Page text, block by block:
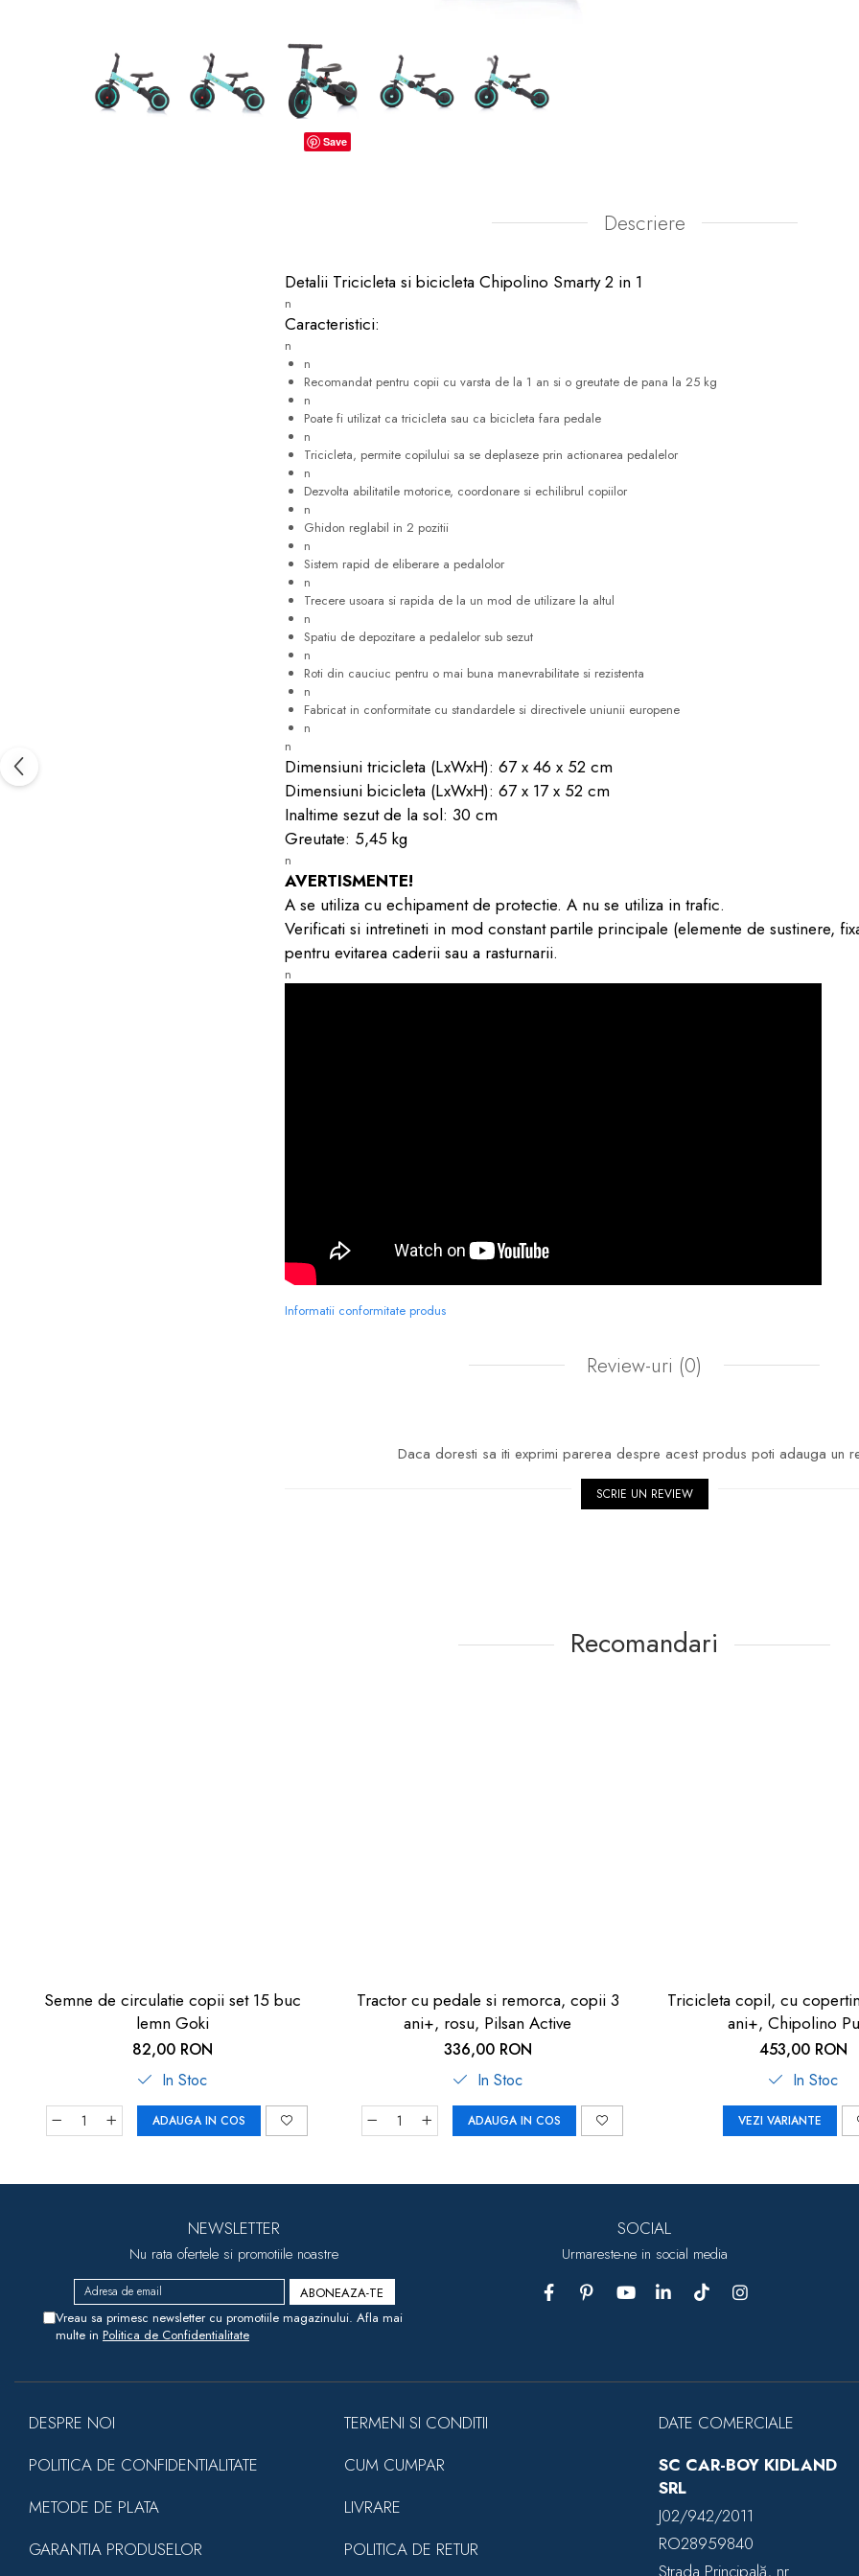
Produse îngrijire copii
Igiena copii
Save
Descriere
Detalii Tricicleta si bicicleta Chipolino Smarty 2 in 1
n
Caracteristici:
n
n
Recomandat pentru copii cu varsta de la 1 an si o greutate de pana la 25 kg
n
Poate fi utilizat ca tricicleta sau ca bicicleta fara pedale
n
Tricicleta, permite copilului sa se deplaseze prin actionarea pedalelor
n
Dezvolta abilitatile motorice, coordonare si echilibrul copiilor
n
Ghidon reglabil in 2 pozitii
n
Sistem rapid de eliberare a pedalolor
n
Trecere usoara si rapida de la un mod de utilizare la altul
n
Spatiu de depozitare a pedalelor sub sezut
n
Roti din cauciuc pentru o mai buna manevrabilitate si rezistenta
n
Fabricat in conformitate cu standardele si directivele uniunii europene
n
n
Dimensiuni tricicleta (LxWxH): 67 x 46 x 52 cm
Dimensiuni bicicleta (LxWxH): 67 x 17 x 52 cm
Inaltime sezut de la sol: 30 cm
Greutate: 5,45 kg
n
AVERTISMENTE!
A se utiliza cu echipament de protectie. A nu se utiliza in trafic.
Verificati si intretineti in mod constant partile principale (elemente de sustinere,
pentru evitarea caderii sau a rasturnarii.
n
Informatii conformitate produs
Review-uri (0)
Daca doresti sa iti exprimi parerea despre acest produs poti adauga un
SCRIE UN REVIEW
Recomandari
Semne de circulatie copii set 15 buc
lemn Goki
82,00 RON
In Stoc
ADAUGA IN COS
Tractor cu pedale si remorca, copii 3
ani+, rosu, Pilsan Active
336,00 RON
In Stoc
ADAUGA IN COS
Tricicleta copil, cu
ani+, Chipolino
453,00 RON
In Stoc
VEZI VARIANTE
NEWSLETTER
Nu rata ofertele si promotiile noastre
Vreau sa primesc newsletter cu promotiile magazinului. Afla mai
multe in Politica de Confidentialitate
SOCIAL
Urmareste-ne in social media
DESPRE NOI
POLITICA DE CONFIDENTIALITATE
METODE DE PLATA
GARANTIA PRODUSELOR
TERMENI SI CONDITII
CUM CUMPAR
LIVRARE
POLITICA DE RETUR
DATE COMERCIALE
SC CAR-BOY KIDLAND
SRL
J02/942/2011
RO28959840
Strada Principală, nr.